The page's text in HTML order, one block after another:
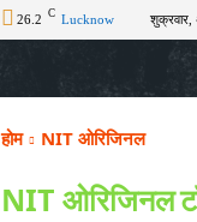
26.2 C Lucknow
अपराध
होम NIT ओरिजिनल
NIT ओरिजिनल